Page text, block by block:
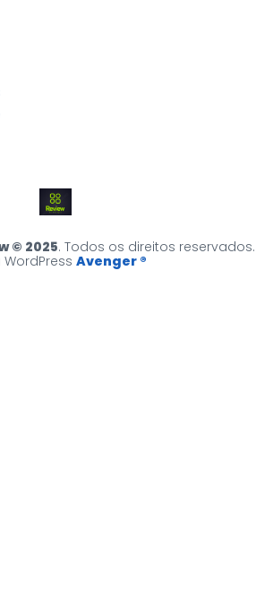
© 2025. Todos os direitos reservados.
Avenger ®